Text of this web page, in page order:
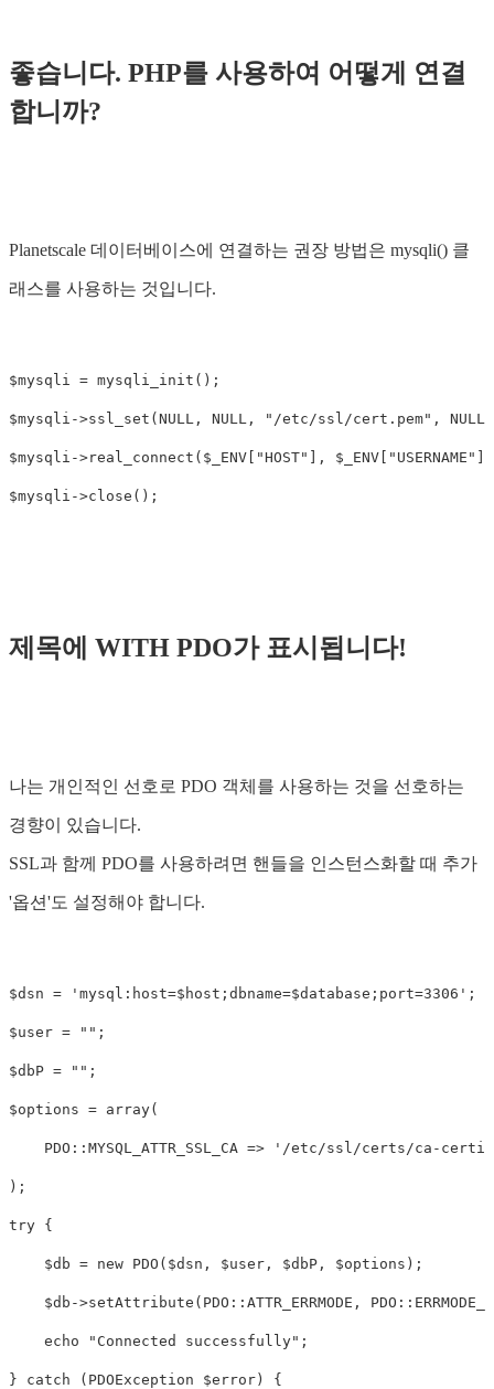
좋습니다. PHP를 사용하여 어떻게 연결
합니까?
Planetscale 데이터베이스에 연결하는 권장 방법은 mysqli() 클
래스를 사용하는 것입니다.
$mysqli = mysqli_init();
$mysqli->ssl_set(NULL, NULL, "/etc/ssl/cert.pem",
$mysqli->real_connect($_ENV["HOST"], $_ENV["USERNAME"],
제목에 WITH PDO가 표시됩니다!
나는 개인적인 선호로 PDO 객체를 사용하는 것을 선호하는
경향이 있습니다.
SSL과 함께 PDO를 사용하려면 핸들을 인스턴스화할 때 추가
'옵션'도 설정해야 합니다.
$dsn = 'mysql:host=$host;dbname=$database;port=3306';
$user = "";
$dbP = "";
$options = array(
PDO::MYSQL_ATTR_SSL_CA => '/etc/ssl/certs/ca-
);
try {
    $db = new PDO($dsn, $user, $dbP, $options);
$db->setAttribute(PDO::ATTR_ERRMODE,
    echo "Connected successfully";
} catch (PDOException $error) {